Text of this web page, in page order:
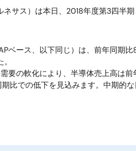
サス）は本日、2018年度第3四半
ース、以下同じ）は、前年同期
要の軟化により、半導体売上高は
比での低下を見込みます。中期的